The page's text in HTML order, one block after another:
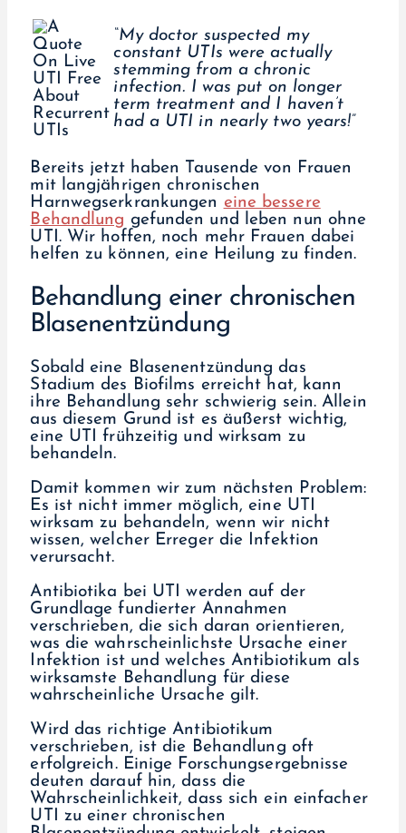
“My doctor suspected my
constant UTIs were actually
stemming from a chronic
infection. I was put on longer
term treatment and I haven’t
had a UTI in nearly two years!”
Bereits jetzt haben Tausende von Frauen
mit langjährigen chronischen
Harnwegserkrankungen eine bessere
Behandlung gefunden und leben nun ohne
UTI. Wir hoffen, noch mehr Frauen dabei
helfen zu können, eine Heilung zu finden.
Behandlung einer chronischen
Blasenentzündung
Sobald eine Blasenentzündung das
Stadium des Biofilms erreicht hat, kann
ihre Behandlung sehr schwierig sein. Allein
aus diesem Grund ist es äußerst wichtig,
eine UTI frühzeitig und wirksam zu
behandeln.
Damit kommen wir zum nächsten Problem:
Es ist nicht immer möglich, eine UTI
wirksam zu behandeln, wenn wir nicht
wissen, welcher Erreger die Infektion
verursacht.
Antibiotika bei UTI werden auf der
Grundlage fundierter Annahmen
verschrieben, die sich daran orientieren,
was die wahrscheinlichste Ursache einer
Infektion ist und welches Antibiotikum als
wirksamste Behandlung für diese
wahrscheinliche Ursache gilt.
Wird das richtige Antibiotikum
verschrieben, ist die Behandlung oft
erfolgreich. Einige Forschungsergebnisse
deuten darauf hin, dass die
Wahrscheinlichkeit, dass sich ein einfacher
UTI zu einer chronischen